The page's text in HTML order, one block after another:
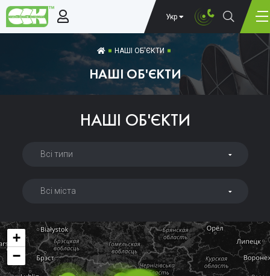
Укр
НАШІ ОБ'ЄКТИ
НАШІ ОБ'ЄКТИ
НАШІ ОБ'ЄКТИ
Всі типи
Всі міста
+
−